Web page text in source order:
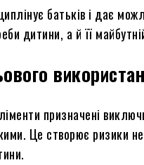
батьків і дає
дитини, а й її
призначені
Це створює ризики